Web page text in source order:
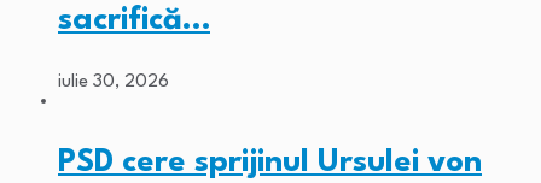
sacrifică…
iulie 30, 2026
PSD cere sprijinul Ursulei von